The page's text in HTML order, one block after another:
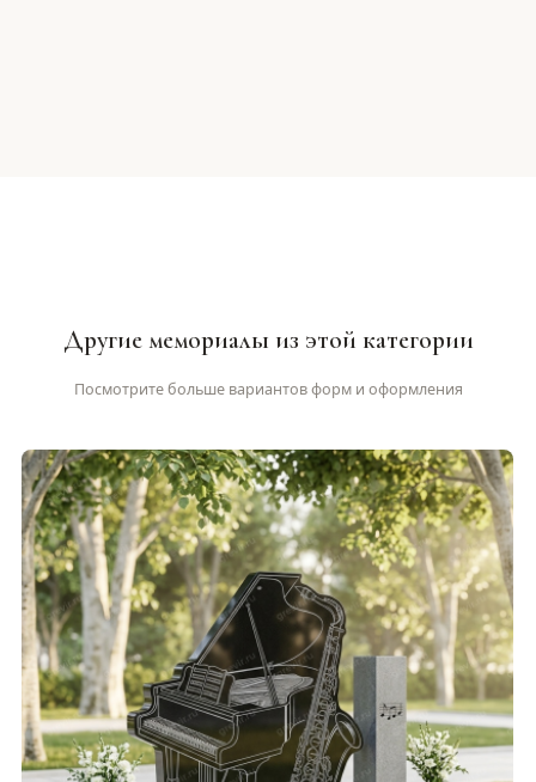
Другие мемориалы из этой категории
Посмотрите больше вариантов форм и оформления